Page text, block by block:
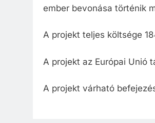
ember bevonása történik
A projekt teljes költsége
A projekt az Európai Unió
A projekt várható